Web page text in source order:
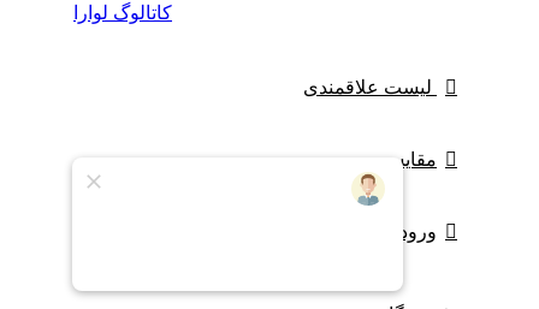
کاتالوگ لوارا
لیست علاقمندی
مقایسه
ورود / ثبت نام